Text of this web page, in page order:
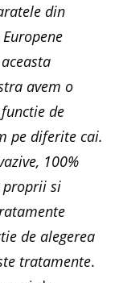
din
avem o
de
pe diferite cai.
100%
proprii si
de alegerea
tratamente.